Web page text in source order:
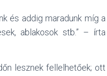
és addig maradunk míg a
ablakosok stb.” – írta
lesznek fellelhetőek; ott